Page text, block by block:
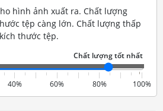
hình ảnh xuất ra. Chất lượng
tệp càng lớn. Chất lượng thấp
thước tệp.
40% 60% 80% 100%